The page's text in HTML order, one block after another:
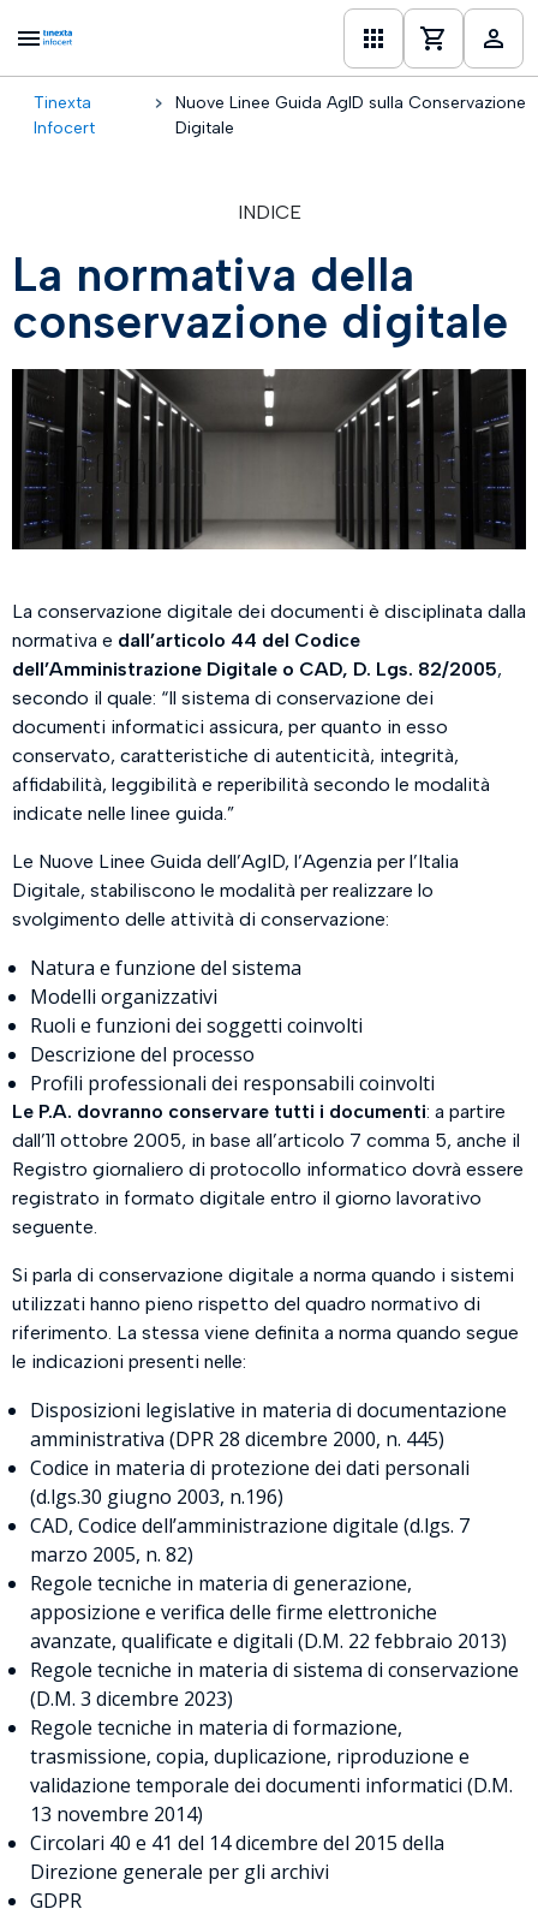
Tinexta
Infocert
Nuove Linee Guida AgID sulla Conservazione
Digitale
INDICE
La normativa della
conservazione digitale
La conservazione digitale dei documenti è disciplinata dalla
normativa e dall’articolo 44 del Codice
dell’Amministrazione Digitale o CAD, D. Lgs. 82/2005,
secondo il quale: “Il sistema di conservazione dei
documenti informatici assicura, per quanto in esso
conservato, caratteristiche di autenticità, integrità,
affidabilità, leggibilità e reperibilità secondo le modalità
indicate nelle linee guida.”
Le Nuove Linee Guida dell’AgID, l’Agenzia per l’Italia
Digitale, stabiliscono le modalità per realizzare lo
svolgimento delle attività di conservazione:
Natura e funzione del sistema
Modelli organizzativi
Ruoli e funzioni dei soggetti coinvolti
Descrizione del processo
Profili professionali dei responsabili coinvolti
Le P.A. dovranno conservare tutti i documenti: a partire
dall’11 ottobre 2005, in base all’articolo 7 comma 5, anche il
Registro giornaliero di protocollo informatico dovrà essere
registrato in formato digitale entro il giorno lavorativo
seguente.
Si parla di conservazione digitale a norma quando i sistemi
utilizzati hanno pieno rispetto del quadro normativo di
riferimento. La stessa viene definita a norma quando segue
le indicazioni presenti nelle:
Disposizioni legislative in materia di documentazione
amministrativa (DPR 28 dicembre 2000, n. 445)
Codice in materia di protezione dei dati personali
(d.lgs.30 giugno 2003, n.196)
CAD, Codice dell’amministrazione digitale (d.lgs. 7
marzo 2005, n. 82)
Regole tecniche in materia di generazione,
apposizione e verifica delle firme elettroniche
avanzate, qualificate e digitali (D.M. 22 febbraio 2013)
Regole tecniche in materia di sistema di conservazione
(D.M. 3 dicembre 2023)
Regole tecniche in materia di formazione,
trasmissione, copia, duplicazione, riproduzione e
validazione temporale dei documenti informatici (D.M.
13 novembre 2014)
Circolari 40 e 41 del 14 dicembre del 2015 della
Direzione generale per gli archivi
GDPR